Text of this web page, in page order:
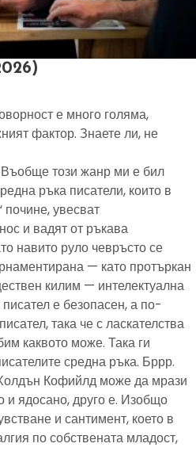
е много голяма,
фактор. Знаете ли, не
този жанр ми е бил
ръка писатели, които в
почине, увесват
и вадят от ръкава
навито руло чевръсто се
— като протъркан
килим — интелектуална
е безопасен, а по-
така че с ласкателства
каквото може. Така ги
средна ръка. Бррр.
Кофийлд може да мрази
и ядосано, друго е. Изобщо
и сантимент, което в
по собствената младост,